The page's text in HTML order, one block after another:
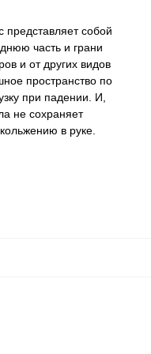
собой
часть и грани
и от других видов
пространство по
при падении. И,
не сохраняет
в руке.